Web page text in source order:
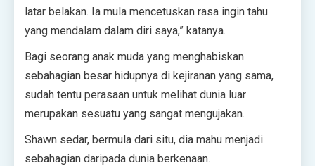
latar belakan. Ia mula mencetuskan rasa ingin tahu
yang mendalam dalam diri saya,” katanya.
Bagi seorang anak muda yang menghabiskan
sebahagian besar hidupnya di kejiranan yang sama,
sudah tentu perasaan untuk melihat dunia luar
merupakan sesuatu yang sangat mengujakan.
Shawn sedar, bermula dari situ, dia mahu menjadi
sebahagian daripada dunia berkenaan.